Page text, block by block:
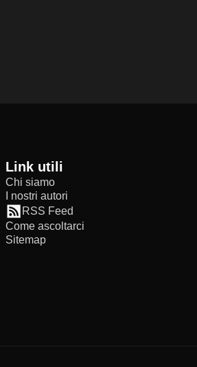
Link utili
Chi siamo
I nostri autori
RSS Feed
Come ascoltarci
Sitemap